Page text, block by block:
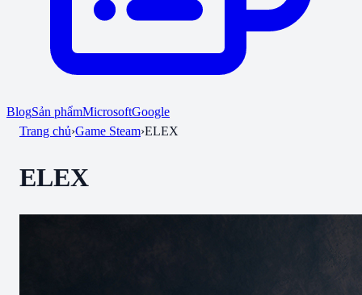
BlogSản phẩmMicrosoftGoogle
Trang chủ›Game Steam›ELEX
ELEX